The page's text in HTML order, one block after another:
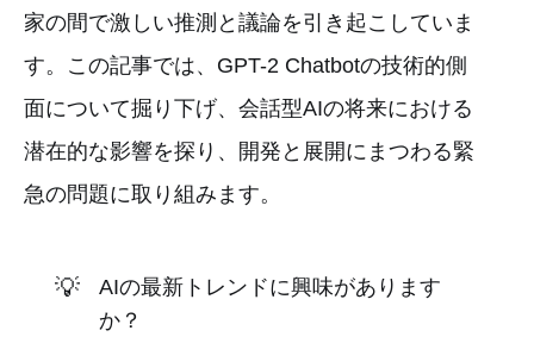
家の間で激しい推測と議論を引き起こしていま
す。この記事では、GPT-2 Chatbotの技術的側
面について掘り下げ、会話型AIの将来における
潜在的な影響を探り、開発と展開にまつわる緊
急の問題に取り組みます。
💡
AIの最新トレンドに興味があります
か？